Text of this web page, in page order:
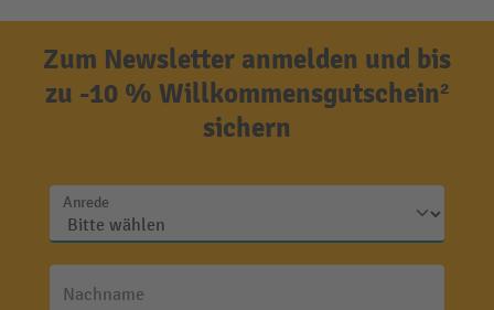
Zum Newsletter anmelden und bis
zu -10 % Willkommensgutschein²
sichern
Anrede
Nachname